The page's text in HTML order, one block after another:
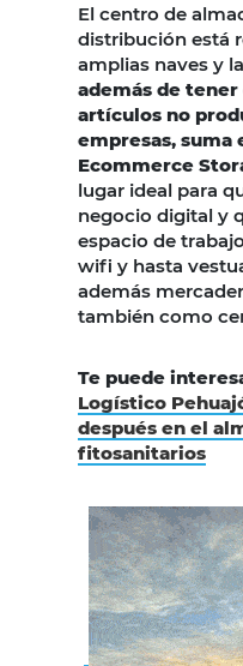
El centro de
distribución está
amplias naves y
además de tener
artículos no
empresas, suma
Ecommerce
lugar ideal para
negocio digital y
espacio de
wifi y hasta
además
también como
Te puede
Logístico
después en el
fitosanitarios